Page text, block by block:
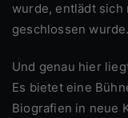
wurde, entlädt sich
geschlossen wurde.
Und genau hier liegt die perfide Eleganz des Reality-TV:
Es bietet eine
Biografien in neue